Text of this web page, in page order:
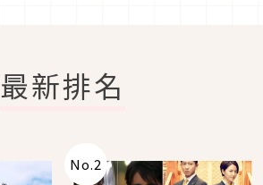
最新排名
No.2